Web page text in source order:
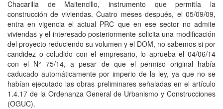
Chacarilla de Maitencillo, instrumento que permitía la
construcción de viviendas. Cuatro meses después, el 05/09/09,
entra en vigencia el actual PRC que en ese sector no admite
viviendas y el interesado posteriormente solicita una modificación
del proyecto reduciendo su volumen y el DOM, no sabemos si por
candidez o coludido con el empresario, lo aprueba el 04/06/14
con el N° 75/14, a pesar de que el permiso original había
caducado automáticamente por imperio de la ley, ya que no se
habían ejecutado las obras preliminares señaladas en el artículo
1.4.17 de la Ordenanza General de Urbanismo y Construcciones
(OGUC).